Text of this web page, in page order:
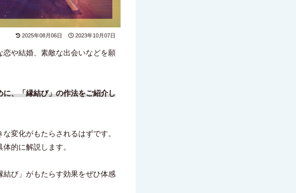
2025年08月06日 2023年10月07日
恋や結婚、素敵な出会いなどを願
、「縁結び」の作法をご紹介し
変化がもたらされるはずです。
的に解説します。
結び」がもたらす効果をぜひ体感